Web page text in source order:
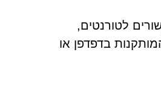
לטורנטים,
בדפדפן או